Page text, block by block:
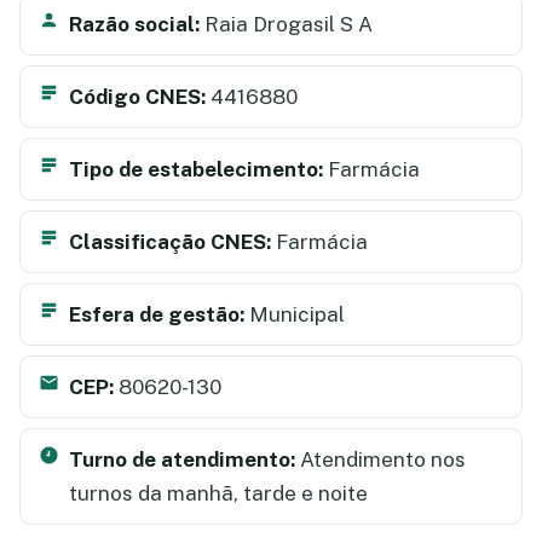
Razão social: Raia Drogasil S A
Código CNES: 4416880
Tipo de estabelecimento: Farmácia
Classificação CNES: Farmácia
Esfera de gestão: Municipal
CEP: 80620-130
Turno de atendimento: Atendimento nos
turnos da manhã, tarde e noite